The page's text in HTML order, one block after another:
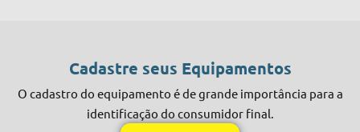
Cadastre seus Equipamentos
O cadastro do equipamento é de grande importância para a
identificação do consumidor final.